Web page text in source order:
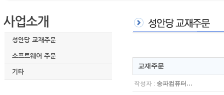
성안당 교재주문
소프트웨어 주문
기타
교재주문
작성자 : 송파컴퓨터…